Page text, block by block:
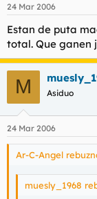
24 Mar 2006
Estan de puta
total. Que ganen
M Asiduo
24 Mar 2006
Ar-C-Angel
muesly_1968